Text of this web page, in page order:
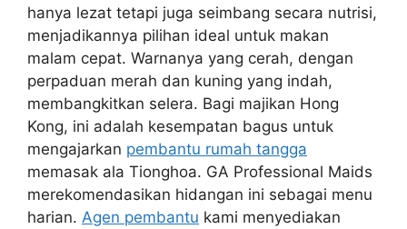
hanya lezat tetapi juga seimbang secara nutrisi,
menjadikannya pilihan ideal untuk makan
malam cepat. Warnanya yang cerah, dengan
perpaduan merah dan kuning yang indah,
membangkitkan selera. Bagi majikan Hong
Kong, ini adalah kesempatan bagus untuk
mengajarkan pembantu rumah tangga
memasak ala Tionghoa. GA Professional Maids
merekomendasikan hidangan ini sebagai menu
harian. Agen pembantu kami menyediakan